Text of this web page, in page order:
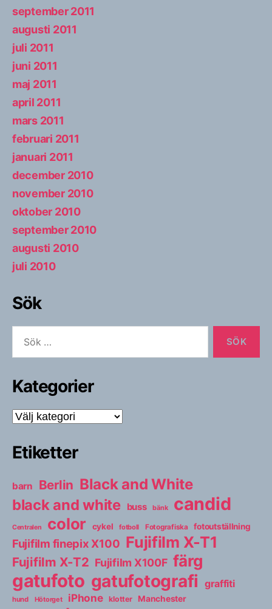
september 2011
augusti 2011
juli 2011
juni 2011
maj 2011
april 2011
mars 2011
februari 2011
januari 2011
december 2010
november 2010
oktober 2010
september 2010
augusti 2010
juli 2010
Sök
efter:
Kategorier
Kategorier
Etiketter
barn Berlin Black and White
black and white
buss bänk candid
Centralen color cykel fotboll Fotografiska fotoutställning
Fujifilm finepix X100 Fujifilm X-T1
Fujifilm X-T2 Fujifilm X100F färg
gatufoto gatufotografi graffiti
hund Hötorget iPhone klotter Manchester